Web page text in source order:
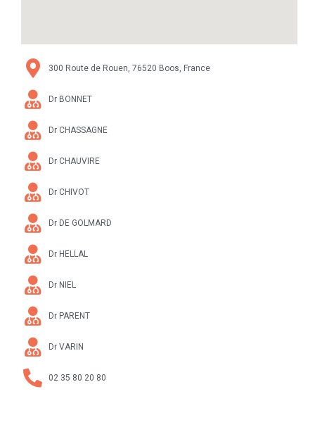
300 Route de Rouen, 76520 Boos, France
Dr BONNET
Dr CHASSAGNE
Dr CHAUVIRE
Dr CHIVOT
Dr DE GOLMARD
Dr HELLAL
Dr NIEL
Dr PARENT
Dr VARIN
02 35 80 20 80